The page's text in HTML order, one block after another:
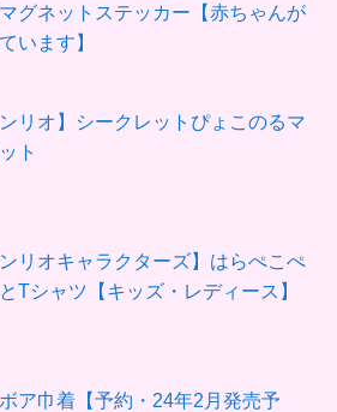
グネットステッカー【赤ちゃんが
います】
ンリオ】シークレットぴょこのるマ
ト
ンリオキャラクターズ】はらぺこぺ
Tシャツ【キッズ・レディース】
ア巾着【予約・24年2月発売予